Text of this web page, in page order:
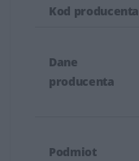
Kod producenta
Dane
producenta
Podmiot